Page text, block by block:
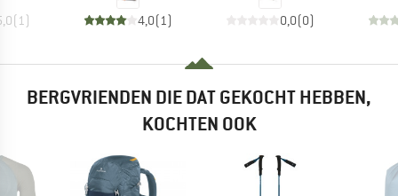
(1 ) 4,0(1 ) 0,0(0)
BERGVRIENDEN DIE DAT GEKOCHT HEBBEN,
KOCHTEN OOK